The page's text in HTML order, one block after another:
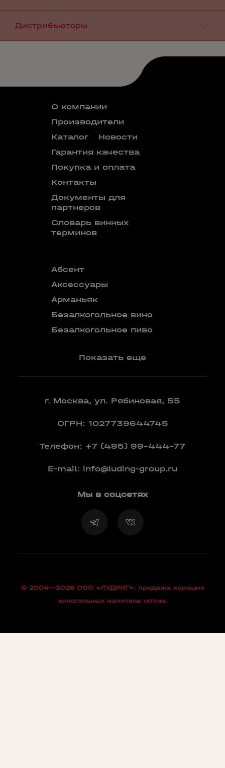
Дистрибьюторы
О компании
Производители
Каталог
Новости
Гарантия качества
Покупка и оплата
Контакты
Документы для
партнеров
Словарь винных
терминов
Абсент
Аксессуары
Арманьяк
Безалкогольное вино
Безалкогольное пиво
Показать еще
г. Москва, ул. Рябиновая, 55
ОГРН: 1027739644745
Телефон: +7 (495) 99-444-77
E-mail: info@luding-group.ru
Мы в соцсетях
© 2004—2026 OOO «ЛУДИНГ»: продажа хороших
алкогольных напитков оптом.